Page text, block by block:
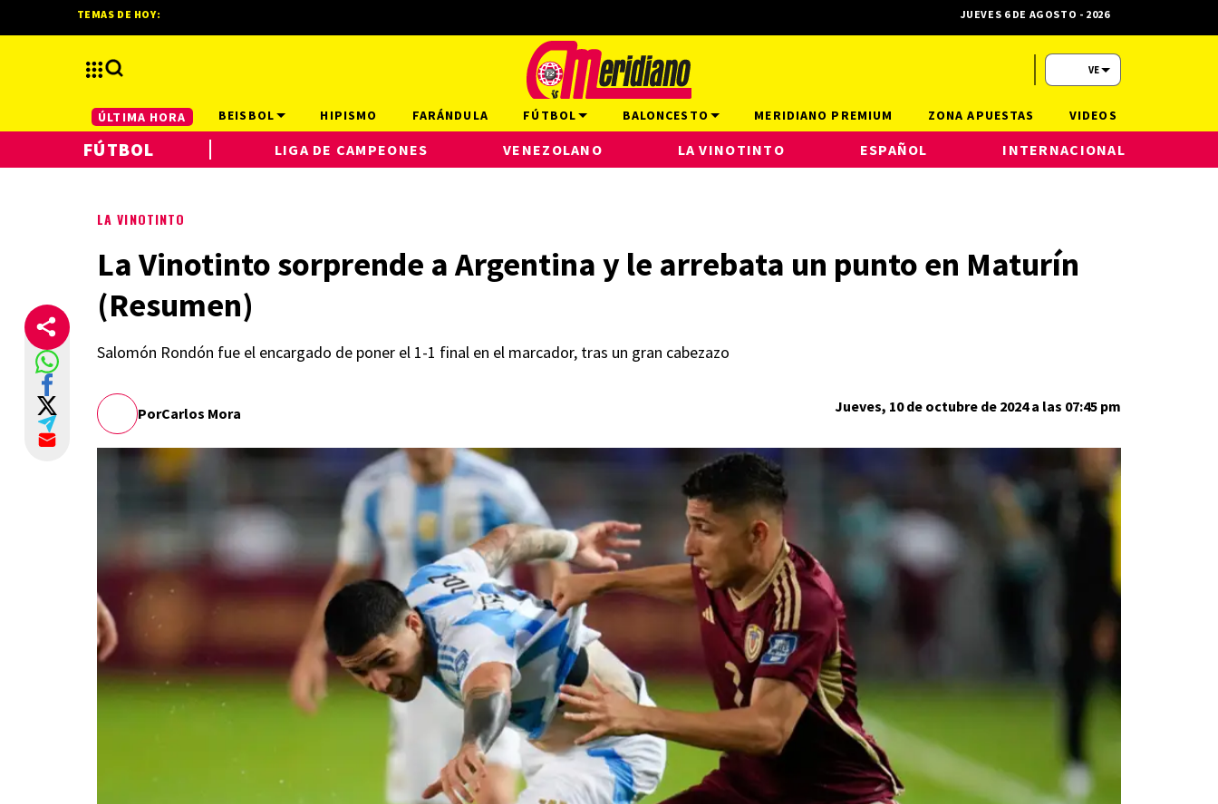
LA VINOTINTO
La Vinotinto sorprende a Argentina y le arrebata un punto en Maturín
(Resumen)
Salomón Rondón fue el encargado de poner el 1-1 final en el marcador, tras un gran cabezazo
PorCarlos Mora Jueves, 10 de octubre de 2024 a las 07:45 pm
TEMAS DE HOY: JUEVES 6 DE AGOSTO - 2026
VE
ÚLTIMA HORA BEISBOL HIPISMO FARÁNDULA FÚTBOL
FÚTBOL LIGA DE CAMPEONES VENEZOLANO LA VINOTINTO ESPAÑOL INTERNACIONAL
BALONCESTO MERIDIANO PREMIUM ZONA APUESTAS VIDEOS